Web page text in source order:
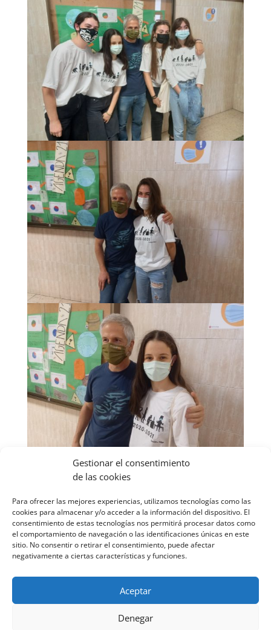
Gestionar el consentimiento
de las cookies
Para ofrecer las mejores experiencias, utilizamos tecnologías como las
cookies para almacenar y/o acceder a la información del dispositivo. El
consentimiento de estas tecnologías nos permitirá procesar datos como
el comportamiento de navegación o las identificaciones únicas en este
sitio. No consentir o retirar el consentimiento, puede afectar
negativamente a ciertas características y funciones.
Aceptar
Denegar